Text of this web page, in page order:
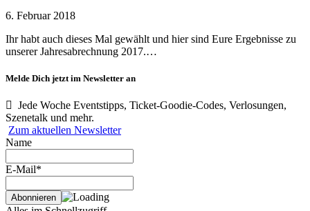
6. Februar 2018
Ihr habt auch dieses Mal gewählt und hier sind Eure Ergebnisse zu
unserer Jahresabrechnung 2017.…
Melde Dich jetzt im Newsletter an
Jede Woche Eventstipps, Ticket-Goodie-Codes, Verlosungen,
Szenetalk und mehr.
Zum aktuellen Newsletter
Name
E-Mail*